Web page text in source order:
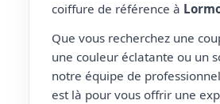
coiffure de référence à
Que vous recherchez une
une couleur éclatante ou un
notre équipe de
est là pour vous offrir une